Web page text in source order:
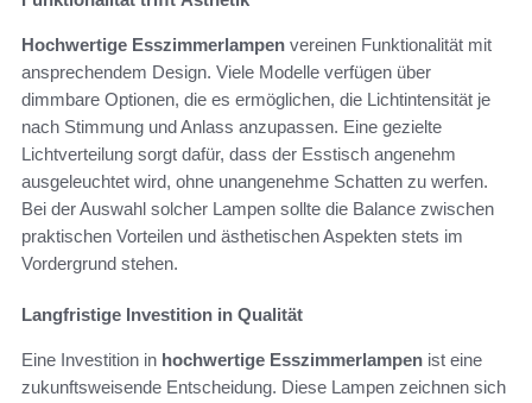
Hochwertige Esszimmerlampen vereinen Funktionalität mit
ansprechendem Design. Viele Modelle verfügen über
dimmbare Optionen, die es ermöglichen, die Lichtintensität je
nach Stimmung und Anlass anzupassen. Eine gezielte
Lichtverteilung sorgt dafür, dass der Esstisch angenehm
ausgeleuchtet wird, ohne unangenehme Schatten zu werfen.
Bei der Auswahl solcher Lampen sollte die Balance zwischen
praktischen Vorteilen und ästhetischen Aspekten stets im
Vordergrund stehen.
Langfristige Investition in Qualität
Eine Investition in hochwertige Esszimmerlampen ist eine
zukunftsweisende Entscheidung. Diese Lampen zeichnen sich